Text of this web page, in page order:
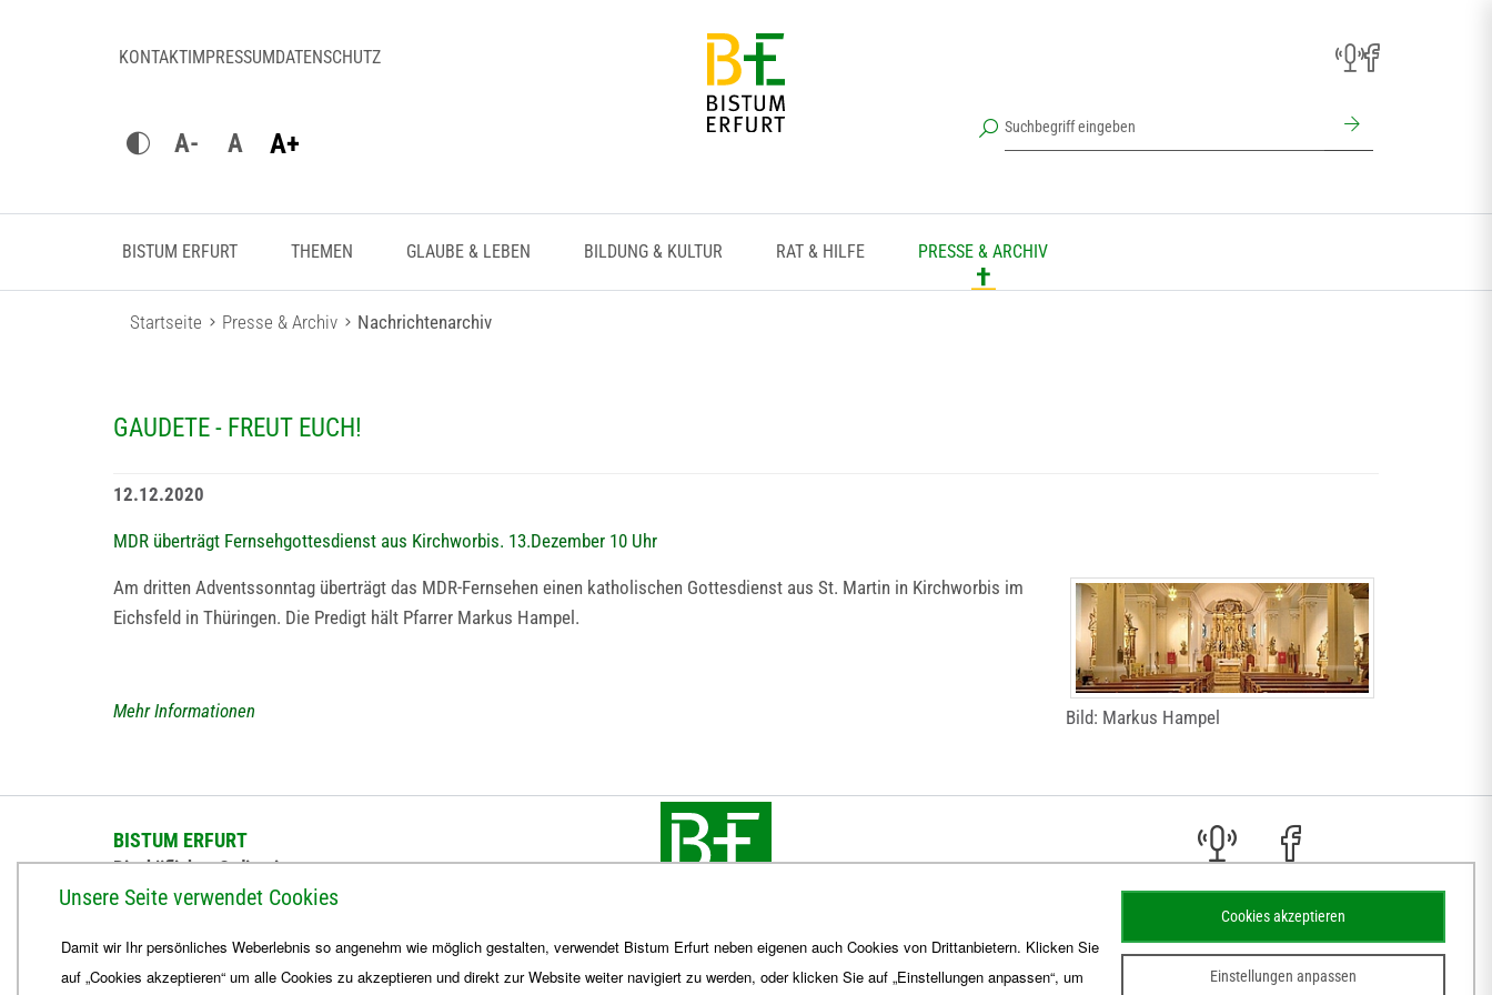
KONTAKTIMPRESSUMDATENSCHUTZ
A- A A+
BISTUM ERFURT THEMEN GLAUBE & LEBEN BILDUNG & KULTUR RAT & HILFE PRESSE & ARCHIV
Startseite Presse & Archiv Nachrichtenarchiv
GAUDETE - FREUT EUCH!
12.12.2020
MDR überträgt Fernsehgottesdienst aus Kirchworbis. 13.Dezember 10 Uhr
Bild: Markus Hampel
Am dritten Adventssonntag überträgt das MDR-Fernsehen einen katholischen Gottesdienst aus St. Martin in Kirchworbis im
Eichsfeld in Thüringen. Die Predigt hält Pfarrer Markus Hampel.
Mehr Informationen
BISTUM ERFURT
Bischöfliches Ordinariat
Telefon +49 361 6572-0 Fax +49 361 6572-444
Unsere Seite verwendet Cookies
Damit wir Ihr persönliches Weberlebnis so angenehm wie möglich gestalten, verwendet Bistum Erfurt neben eigenen auch Cookies von Drittanbietern. Klicken Sie
auf „Cookies akzeptieren“ um alle Cookies zu akzeptieren und direkt zur Website weiter navigiert zu werden, oder klicken Sie auf „Einstellungen anpassen“, um
Einstellungen anpassen
Cookies akzeptieren